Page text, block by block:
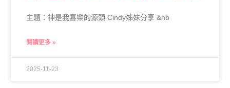
主題：神是我喜樂的源頭 Cindy姊妹分享 &nb
閱讀更多 »
2025-11-23